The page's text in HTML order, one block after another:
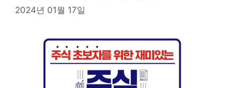
2024년 01월 17일